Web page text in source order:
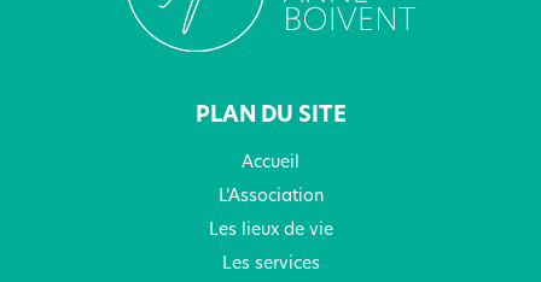
PLAN DU SITE
Accueil
L’Association
Les lieux de vie
Les services